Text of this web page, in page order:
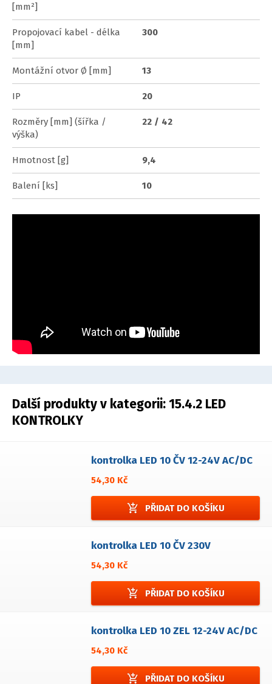
[mm²]
Propojovací kabel - délka
[mm]
300
Montážní otvor Ø [mm] 13
IP 20
Rozměry [mm] (šířka /
výška)
22 / 42
Hmotnost [g] 9,4
Balení [ks] 10
Další produkty v kategorii:15.4.2 LED
KONTROLKY
kontrolka LED 10 ČV 12-24V AC/DC
54,30 Kč
add_shopping_cart PŘIDAT DO KOŠÍKU
kontrolka LED 10 ČV 230V
54,30 Kč
add_shopping_cart PŘIDAT DO KOŠÍKU
kontrolka LED 10 ZEL 12-24V AC/DC
54,30 Kč
add_shopping_cart PŘIDAT DO KOŠÍKU